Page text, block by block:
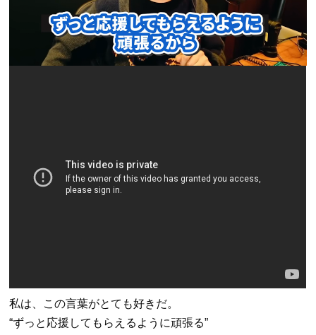
私は、この言葉がとても好きだ。
“ずっと応援してもらえるように頑張る”